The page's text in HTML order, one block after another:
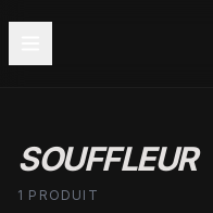
SOUFFLEUR
1 PRODUIT